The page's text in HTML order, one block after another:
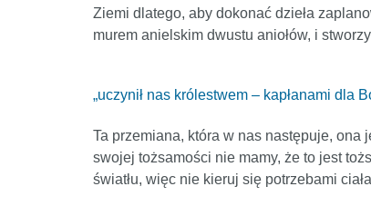
Ziemi dlatego, aby dokonać dzieła
murem anielskim dwustu aniołów, i
„uczynił nas królestwem – kapłanami dla
Ta przemiana, która w nas następuje,
swojej tożsamości nie mamy, że to jest
światłu, więc nie kieruj się potrzebami